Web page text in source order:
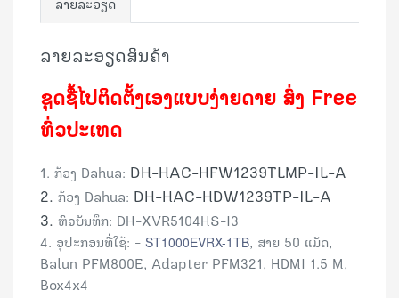
ລາຍລະອຽດ
ລາຍລະອຽດສິນຄ້າ
ຊຸດຊື້ໄປຕິດຕັ້ງເອງແບບງ່າຍດາຍ ສົ່ງ Free
ທົ່ວປະເທດ
1. ກ້ອງ Dahua: DH-HAC-HFW1239TLMP-IL-A
2. ກ້ອງ Dahua: DH-HAC-HDW1239TP-IL-A
3. ຫົວບັນທຶກ: DH-XVR5104HS-I3
4. ອຸປະກອນທີ່ໃຊ້: - ST1000EVRX-1TB, ສາຍ 50 ແມັດ,
Balun PFM800E, Adapter PFM321, HDMI 1.5 M,
Box4x4